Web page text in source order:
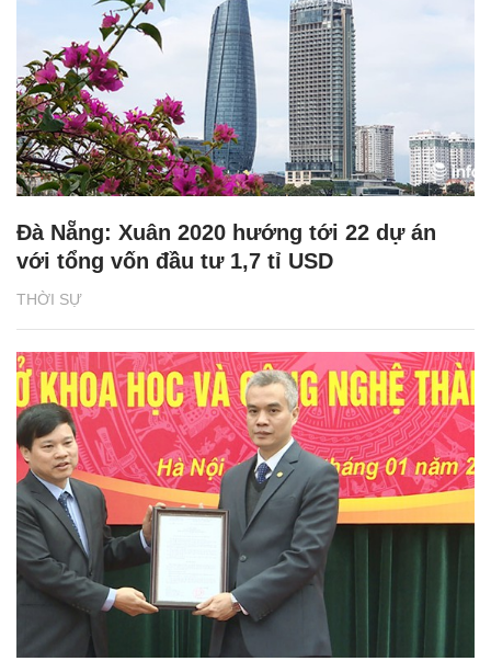
THỜI SỰ
Đà Nẵng: Xuân 2020 hướng tới 22 dự án
với tổng vốn đầu tư 1,7 tỉ USD